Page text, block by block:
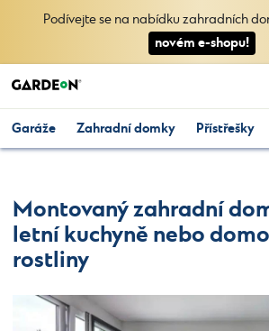
Podívejte se na nabídku zahradních
novém e-shopu!
Garáže Zahradní domky Přístřešky
Montovaný zahradní
letní kuchyně nebo
rostliny